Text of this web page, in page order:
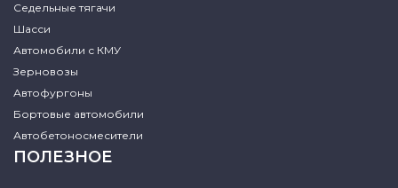
Седельные тягачи
Шасси
Автомобили с КМУ
Зерновозы
Автофургоны
Бортовые автомобили
Автобетоносмесители
ПОЛЕЗНОЕ